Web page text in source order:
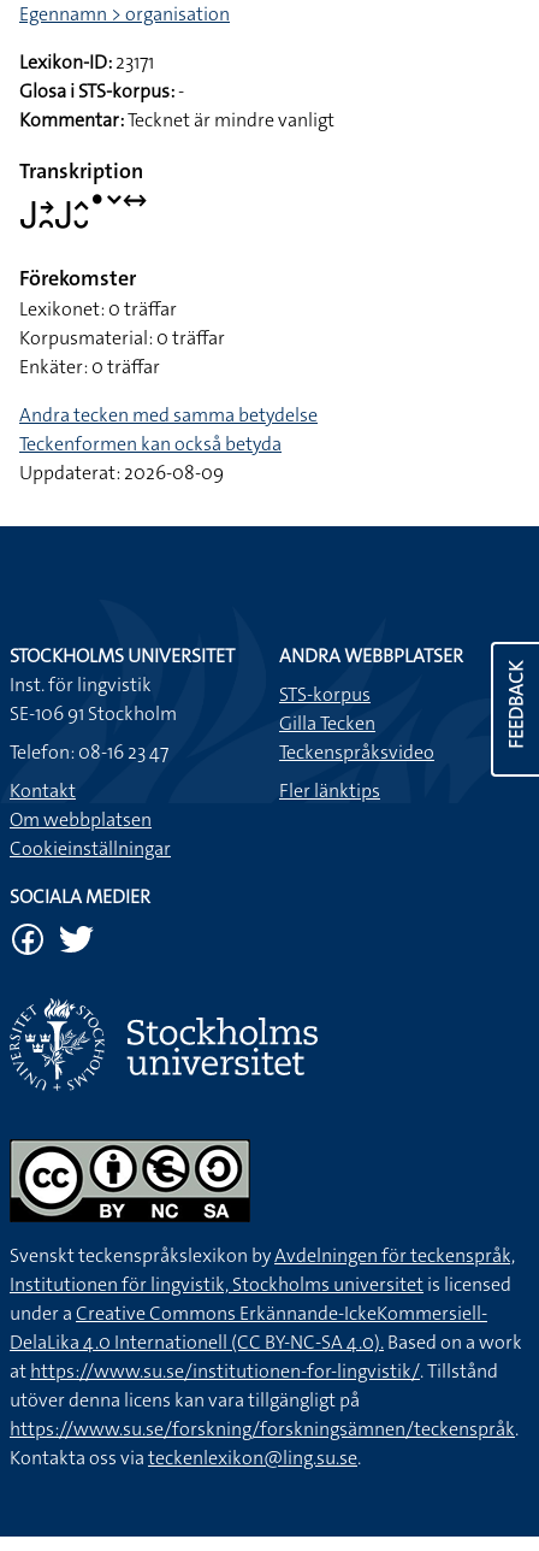
Egennamn > organisation
Lexikon-ID:23171
Glosa i STS-korpus:-
Kommentar:Tecknet är mindre vanligt
Transkription
􌤢􌥔􌥘􌤢􌤵􌤷􌤟􌥧􌥤
Förekomster
Lexikonet: 0 träffar
Korpusmaterial: 0 träffar
Enkäter: 0 träffar
Andra tecken med samma betydelse
Teckenformen kan också betyda
Uppdaterat: 2026-08-09
FEEDBACK
STOCKHOLMS UNIVERSITET
Inst. för lingvistik
SE-106 91 Stockholm
Telefon: 08-16 23 47
Kontakt
Om webbplatsen
Cookieinställningar
ANDRA WEBBPLATSER
STS-korpus
Gilla Tecken
Teckenspråksvideo
Fler länktips
SOCIALA MEDIER
Svenskt teckenspråkslexikon byAvdelningen för teckenspråk,
Institutionen för lingvistik, Stockholms universitetis licensed
under aCreative Commons Erkännande-IckeKommersiell-
DelaLika 4.0 Internationell (CC BY-NC-SA 4.0).Based on a work
athttps://www.su.se/institutionen-for-lingvistik/. Tillstånd
utöver denna licens kan vara tillgängligt på
https://www.su.se/forskning/forskningsämnen/teckenspråk.
Kontakta oss viateckenlexikon@ling.su.se.